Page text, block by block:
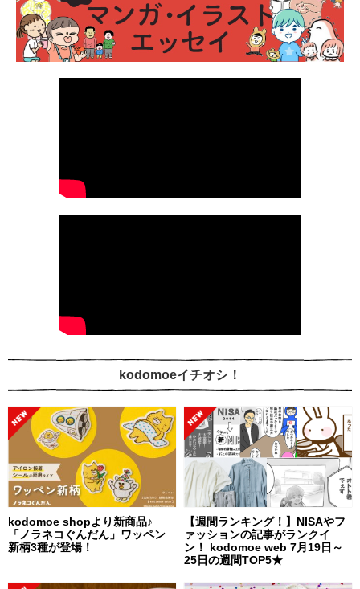
kodomoeイチオシ！
kodomoe shopより新商品♪
「ノラネコぐんだん」ワッペン
新柄3種が登場！
【週間ランキング！】NISAやフ
ァッションの記事がランクイ
ン！ kodomoe web 7月19日～
25日の週間TOP5★